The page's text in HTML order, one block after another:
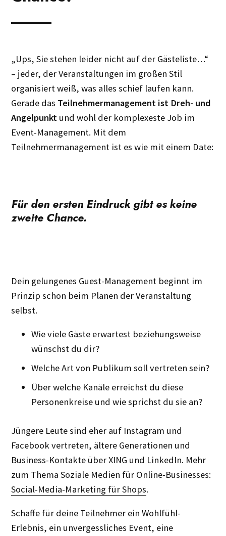
„Ups, Sie stehen leider nicht auf der Gästeliste…“
– jeder, der Veranstaltungen im großen Stil
organisiert weiß, was alles schief laufen kann.
Gerade das Teilnehmermanagement ist Dreh- und
Angelpunkt und wohl der komplexeste Job im
Event-Management. Mit dem
Teilnehmermanagement ist es wie mit einem Date:
Für den ersten Eindruck gibt es keine
zweite Chance.
Dein gelungenes Guest-Management beginnt im
Prinzip schon beim Planen der Veranstaltung
selbst.
Wie viele Gäste erwartest beziehungsweise
wünschst du dir?
Welche Art von Publikum soll vertreten sein?
Über welche Kanäle erreichst du diese
Personenkreise und wie sprichst du sie an?
Jüngere Leute sind eher auf Instagram und
Facebook vertreten, ältere Generationen und
Business-Kontakte über XING und LinkedIn. Mehr
zum Thema Soziale Medien für Online-Businesses:
Social-Media-Marketing für Shops.
Schaffe für deine Teilnehmer ein Wohlfühl-
Erlebnis, ein unvergessliches Event, eine